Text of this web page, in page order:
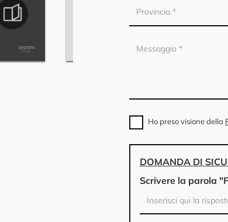
Ho preso visione della
DOMANDA DI
Scrivere la parola